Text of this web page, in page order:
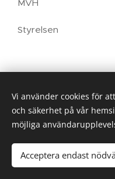
MVH
Styrelsen
Vi använder cookies för
och säkerhet på vår
möjliga
Acceptera endast